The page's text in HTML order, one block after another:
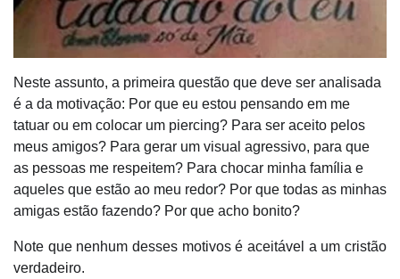
Neste assunto, a primeira questão que deve ser analisada
é a da motivação: Por que eu estou pensando em me
tatuar ou em colocar um piercing? Para ser aceito pelos
meus amigos? Para gerar um visual agressivo, para que
as pessoas me respeitem? Para chocar minha família e
aqueles que estão ao meu redor? Por que todas as minhas
amigas estão fazendo? Por que acho bonito?
Note que nenhum desses motivos é aceitável a um cristão
verdadeiro.